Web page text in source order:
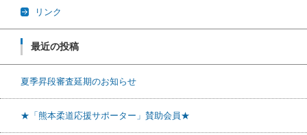
リンク
最近の投稿
夏季昇段審査延期のお知らせ
★「熊本柔道応援サポーター」賛助会員★